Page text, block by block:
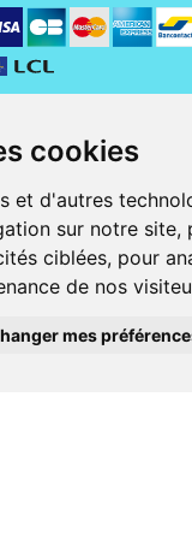
cookies
et d'autres
sur notre site,
ciblées, pour
de nos
mes
Jeanne d' Harcourt, 80300 Albert.
ordonnance.
et iPod touch), ou sur
Bancontact, PayPal.